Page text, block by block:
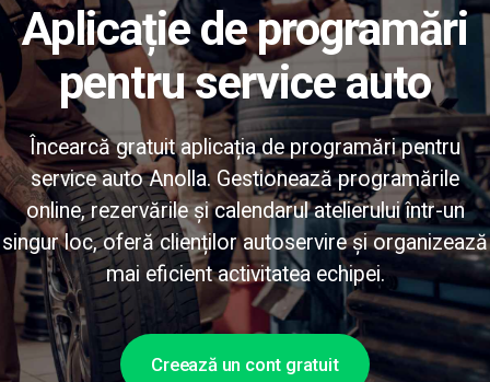
Aplicație de programări
pentru service auto
Încearcă gratuit aplicația de programări pentru
service auto Anolla. Gestionează programările
online, rezervările și calendarul atelierului într-un
singur loc, oferă clienților autoservire și organizează
mai eficient activitatea echipei.
Creează un cont gratuit